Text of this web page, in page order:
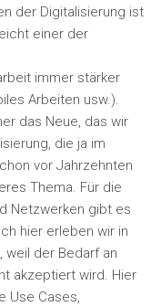
der Digitalisierung ist
einer der
immer stärker
Arbeiten usw.).
das Neue, das wir
die ja im
vor Jahrzehnten
Thema. Für die
Netzwerken gibt es
hier erleben wir in
weil der Bedarf an
akzeptiert wird. Hier
Use Cases,